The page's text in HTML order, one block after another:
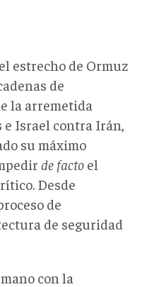
estrecho de Ormuz
de
la arremetida
Israel contra Irán,
su máximo
de facto el
Desde
de
de seguridad
con la